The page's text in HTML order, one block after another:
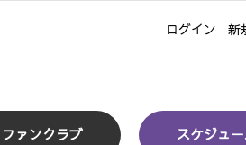
ログイン 新
ファンクラブ スケジュ